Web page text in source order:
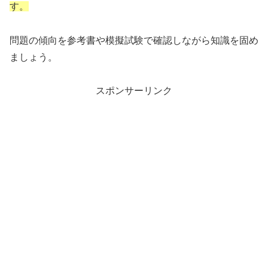
す。
問題の傾向を参考書や模擬試験で確認しながら知識を固め
ましょう。
スポンサーリンク